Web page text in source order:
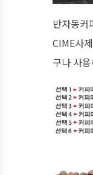
반자동커
CIME사
구나 사